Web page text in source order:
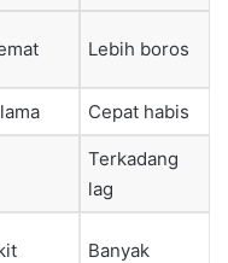
Lebih boros
Cepat habis
Terkadang
lag
Banyak